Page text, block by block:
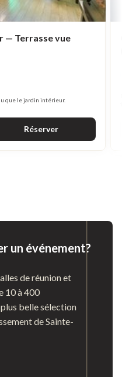
— Terrasse vue
que le jardin intérieur.
Réserver
un événement?
de réunion et
10 à 400
belle sélection
de Sainte-